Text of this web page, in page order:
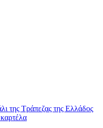
της Τράπεζας της Ελλάδος